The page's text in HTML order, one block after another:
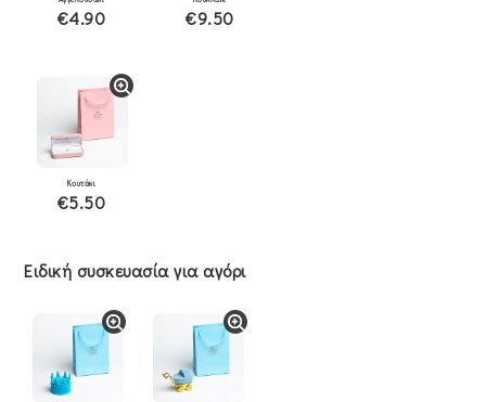
€4.90 €9.50
Κουτάκι
€5.50
Ειδική συσκευασία για αγόρι